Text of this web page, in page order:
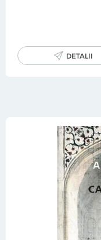
DETALII